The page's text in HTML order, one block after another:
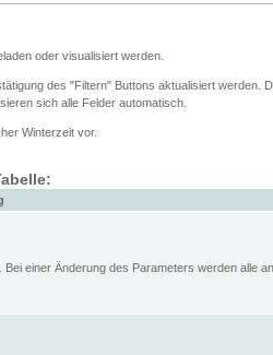
oder visualisiert werden.
des "Filtern" Buttons aktualisiert werden.
sich alle Felder automatisch.
Winterzeit vor.
einer Änderung des Parameters werden alle